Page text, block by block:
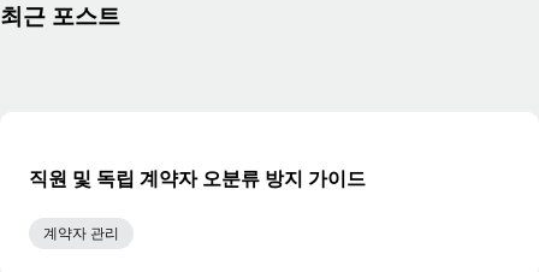
최근 포스트
직원 및 독립 계약자 오분류 방지 가이드
계약자 관리